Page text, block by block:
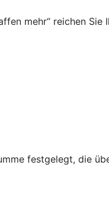
mehr“ reichen
festgelegt, die